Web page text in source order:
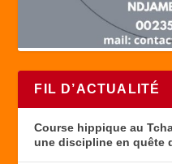
FIL D’ACTUALITÉ
Course hippique au
une discipline en quête